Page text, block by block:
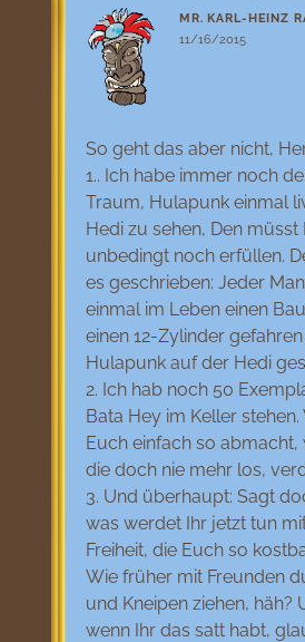
MR. KARL-HEINZ
11/16/2015
So geht das aber nicht,
1.. Ich habe immer noch
Traum, Hulapunk einmal
Hedi zu sehen, Den müsst
unbedingt noch erfüllen.
es geschrieben: Jeder
einmal im Leben einen
einen 12-Zylinder
Hulapunk auf der Hedi
2. Ich hab noch 50
Bata Hey im Keller stehen.
Euch einfach so abmacht,
die doch nie mehr los,
3. Und überhaupt: Sagt
was werdet Ihr jetzt tun
Freiheit, die Euch so
Wie früher mit Freunden
und Kneipen ziehen, häh?
wenn Ihr das satt habt,